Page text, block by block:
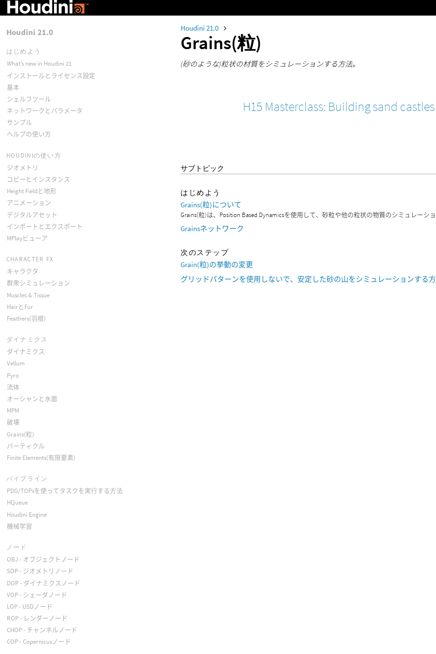
Houdini 21.0
Grains(粒)
(砂のような)粒状の材質をシミュレーションする方法。
H15 Masterclass: Building sand castles
サブトピック
はじめよう
Grains(粒)について
Grains(粒)は、Position Based Dynamicsを使用して、砂粒や他の粒状の物質のシミュレーシ
Grainsネットワーク
次のステップ
Grain(粒)の挙動の変更
グリッドパターンを使用しないで、安定した砂の山をシミュレーションする
Houdini 21.0
はじめよう
What’s new in Houdini 21
インストールとライセンス設定
基本
シェルフツール
ネットワークとパラメータ
サンプル
ヘルプの使い方
HOUDINIの使い方
ジオメトリ
コピーとインスタンス
Height Fieldと地形
アニメーション
デジタルアセット
インポートとエクスポート
MPlayビューア
CHARACTER FX
キャラクタ
群衆シミュレーション
Muscles & Tissue
HairとFur
Feathers(羽根)
ダイナミクス
ダイナミクス
Vellum
Pyro
流体
オーシャンと水面
MPM
破壊
Grains(粒)
パーティクル
Finite Elements(有限要素)
パイプライン
PDG/TOPsを使ってタスクを実行する方法
HQueue
Houdini Engine
機械学習
ノード
OBJ - オブジェクトノード
SOP - ジオメトリノード
DOP - ダイナミクスノード
VOP - シェーダノード
LOP - USDノード
ROP - レンダーノード
CHOP - チャンネルノード
COP - Copernicusノード